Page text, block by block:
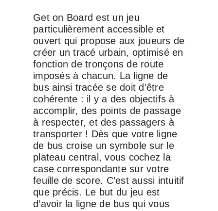
Get on Board est un jeu
particulièrement accessible et
ouvert qui propose aux joueurs de
créer un tracé urbain, optimisé en
fonction de tronçons de route
imposés à chacun. La ligne de
bus ainsi tracée se doit d’être
cohérente : il y a des objectifs à
accomplir, des points de passage
à respecter, et des passagers à
transporter ! Dès que votre ligne
de bus croise un symbole sur le
plateau central, vous cochez la
case correspondante sur votre
feuille de score. C’est aussi intuitif
que précis. Le but du jeu est
d’avoir la ligne de bus qui vous